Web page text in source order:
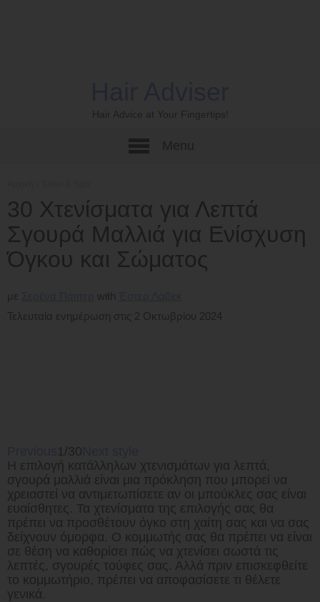
Hair Advice at Your Fingertips!
30 Χτενίσματα για Λεπτά
Σγουρά Μαλλιά για Ενίσχυση
Όγκου και Σώματος
με
Τελευταία ενημέρωση στις 2 Οκτωβρίου 2024
1/30
Η επιλογή κατάλληλων χτενισμάτων για λεπτά,
σγουρά μαλλιά είναι μια πρόκληση που μπορεί να
χρειαστεί να αντιμετωπίσετε αν οι μπούκλες σας είναι
ευαίσθητες. Τα χτενίσματα της επιλογής σας θα
πρέπει να προσθέτουν όγκο στη χαίτη σας και να σας
δείχνουν όμορφα. Ο κομμωτής σας θα πρέπει να είναι
σε θέση να καθορίσει πώς να χτενίσει σωστά τις
λεπτές, σγουρές τούφες σας. Αλλά πριν επισκεφθείτε
το κομμωτήριο, πρέπει να αποφασίσετε τι θέλετε
γενικά.